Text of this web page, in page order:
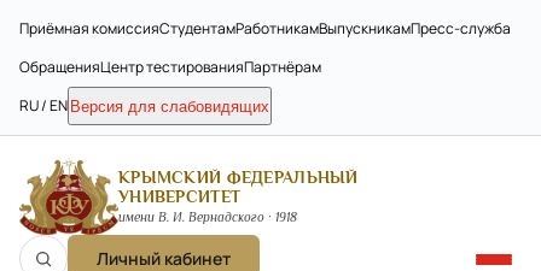
Приёмная комиссияСтудентамРаботникамВыпускникамПресс-служба
ОбращенияЦентр тестированияПартнёрам
RU / EN Версия для слабовидящих
КРЫМСКИЙ ФЕДЕРАЛЬНЫЙ
УНИВЕРСИТЕТ
имени В. И. Вернадского · 1918
Личный кабинет